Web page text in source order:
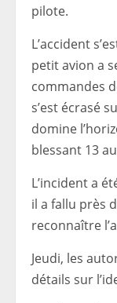
pilote.
L’accident
petit avion a
commandes
s’est écrasé
domine
blessant 13
L’incident a
il a fallu près
reconnaître
Jeudi, les
détails sur